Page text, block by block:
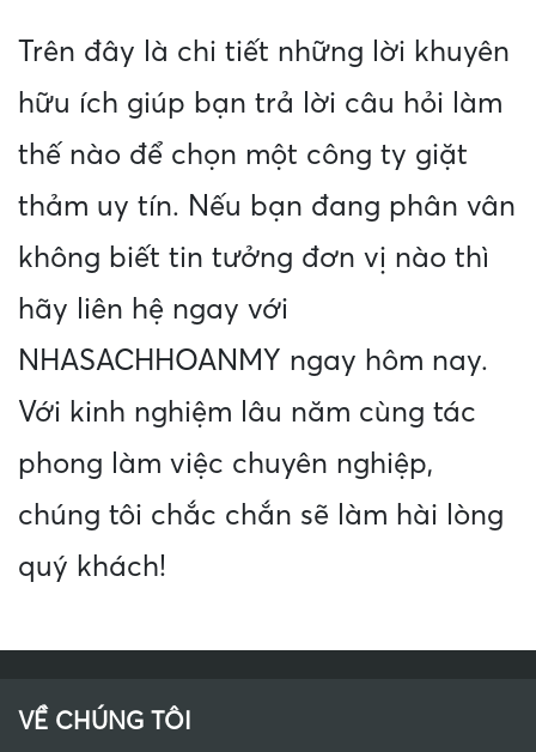
Trên đây là chi tiết những lời khuyên
hữu ích giúp bạn trả lời câu hỏi làm
thế nào để chọn một công ty giặt
thảm uy tín. Nếu bạn đang phân vân
không biết tin tưởng đơn vị nào thì
hãy liên hệ ngay với
NHASACHHOANMY ngay hôm nay.
Với kinh nghiệm lâu năm cùng tác
phong làm việc chuyên nghiệp,
chúng tôi chắc chắn sẽ làm hài lòng
quý khách!
VỀ CHÚNG TÔI